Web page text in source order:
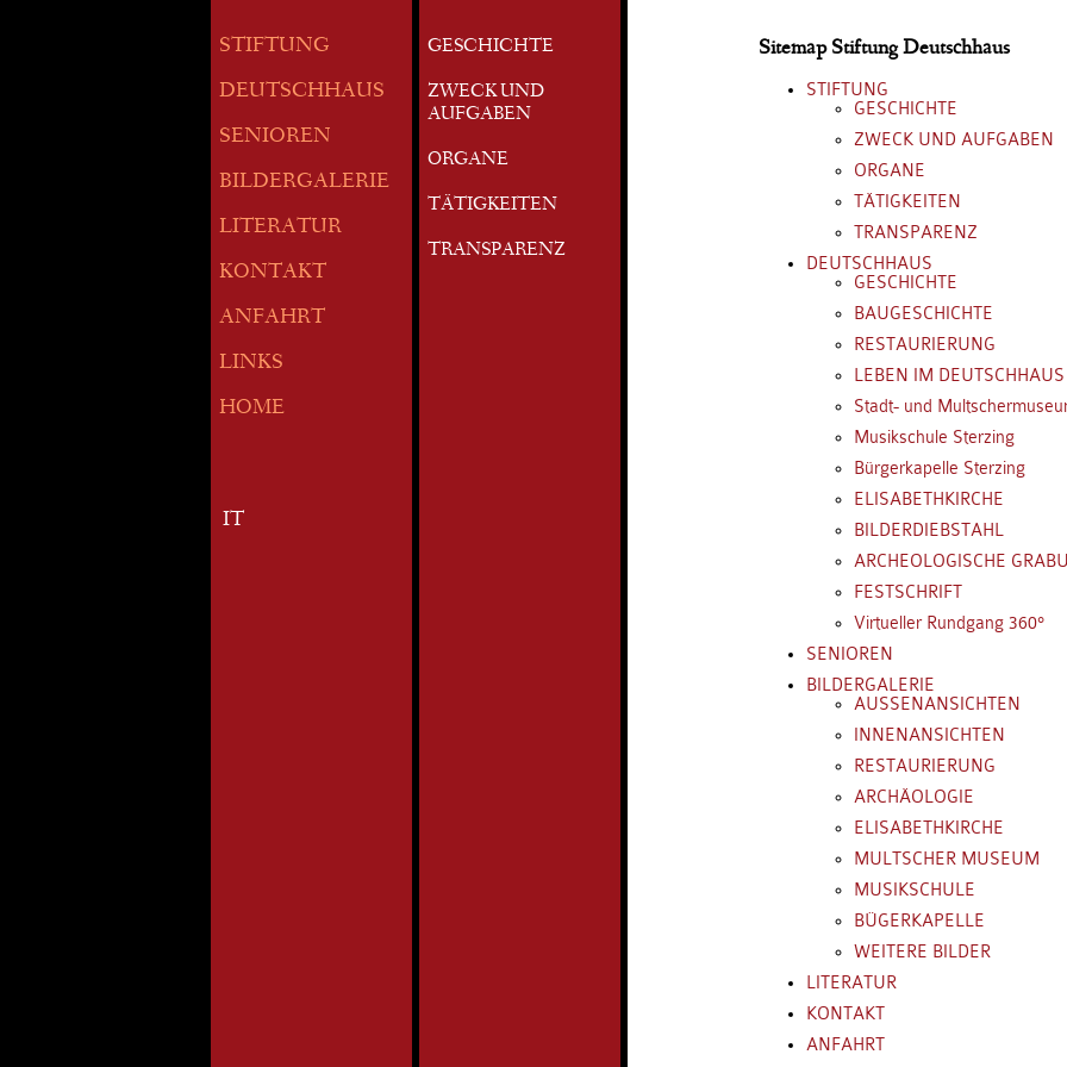
STIFTUNG
DEUTSCHHAUS
SENIOREN
BILDERGALERIE
LITERATUR
KONTAKT
ANFAHRT
LINKS
HOME
IT
GESCHICHTE
ZWECK UND
AUFGABEN
ORGANE
TÄTIGKEITEN
TRANSPARENZ
Sitemap Stiftung Deutschhaus
STIFTUNG
GESCHICHTE
ZWECK UND AUFGABEN
ORGANE
TÄTIGKEITEN
TRANSPARENZ
DEUTSCHHAUS
GESCHICHTE
BAUGESCHICHTE
RESTAURIERUNG
LEBEN IM DEUTSCHHAUS
Stadt- und
Musikschule Sterzing
Bürgerkapelle Sterzing
ELISABETHKIRCHE
BILDERDIEBSTAHL
ARCHEOLOGISCHE
FESTSCHRIFT
Virtueller Rundgang 360°
SENIOREN
BILDERGALERIE
AUSSENANSICHTEN
INNENANSICHTEN
RESTAURIERUNG
ARCHÄOLOGIE
ELISABETHKIRCHE
MULTSCHER MUSEUM
MUSIKSCHULE
BÜGERKAPELLE
WEITERE BILDER
LITERATUR
KONTAKT
ANFAHRT